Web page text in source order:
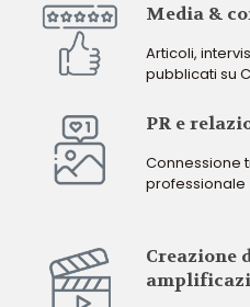
Media &
Articoli,
pubblicati su
PR e
Connessione
professionale
Creazione